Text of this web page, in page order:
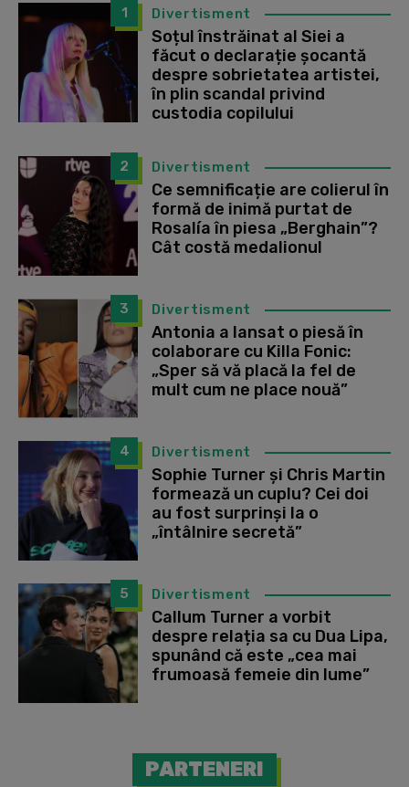
1 Divertisment
Soțul înstrăinat al Siei a
făcut o declarație șocantă
despre sobrietatea artistei,
în plin scandal privind
custodia copilului
2 Divertisment
Ce semnificație are colierul în
formă de inimă purtat de
Rosalía în piesa „Berghain”?
Cât costă medalionul
3 Divertisment
Antonia a lansat o piesă în
colaborare cu Killa Fonic:
„Sper să vă placă la fel de
mult cum ne place nouă”
4 Divertisment
Sophie Turner și Chris Martin
formează un cuplu? Cei doi
au fost surprinși la o
„întâlnire secretă”
5 Divertisment
Callum Turner a vorbit
despre relația sa cu Dua Lipa,
spunând că este „cea mai
frumoasă femeie din lume”
PARTENERI